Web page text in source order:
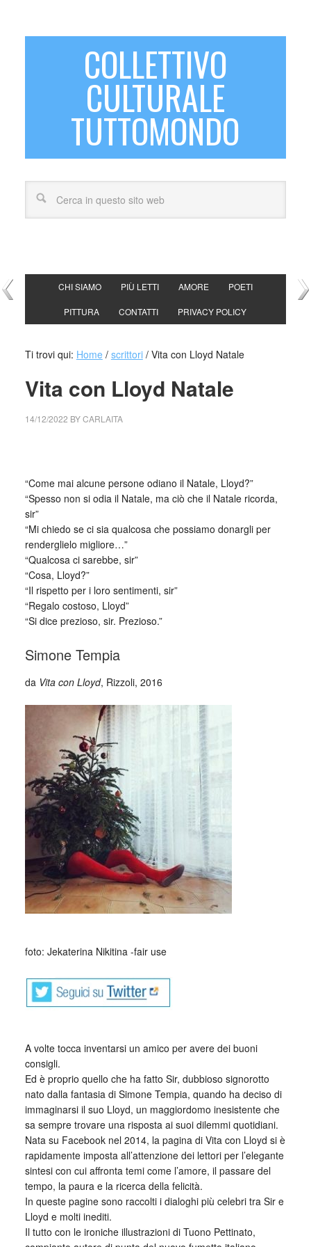
COLLETTIVO
CULTURALE
TUTTOMONDO
CHI SIAMO PIÙ LETTI AMORE POETI
PITTURA CONTATTI PRIVACY POLICY
Ti trovi qui: Home / scrittori /Vita con Lloyd Natale
Vita con Lloyd Natale
14/12/2022 BYCARLAITA
“Come mai alcune persone odiano il Natale, Lloyd?”
“Spesso non si odia il Natale, ma ciò che il Natale ricorda,
sir”
“Mi chiedo se ci sia qualcosa che possiamo donargli per
renderglielo migliore…”
“Qualcosa ci sarebbe, sir”
“Cosa, Lloyd?”
“Il rispetto per i loro sentimenti, sir”
“Regalo costoso, Lloyd”
“Si dice prezioso, sir. Prezioso.”
Simone Tempia
da Vita con Lloyd, Rizzoli, 2016
foto: Jekaterina Nikitina -fair use
A volte tocca inventarsi un amico per avere dei buoni
consigli.
Ed è proprio quello che ha fatto Sir, dubbioso signorotto
nato dalla fantasia di Simone Tempia, quando ha deciso di
immaginarsi il suo Lloyd, un maggiordomo inesistente che
sa sempre trovare una risposta ai suoi dilemmi quotidiani.
Nata su Facebook nel 2014, la pagina di Vita con Lloyd si è
rapidamente imposta all’attenzione dei lettori per l’elegante
sintesi con cui affronta temi come l’amore, il passare del
tempo, la paura e la ricerca della felicità.
In queste pagine sono raccolti i dialoghi più celebri tra Sir e
Lloyd e molti inediti.
Il tutto con le ironiche illustrazioni di Tuono Pettinato,